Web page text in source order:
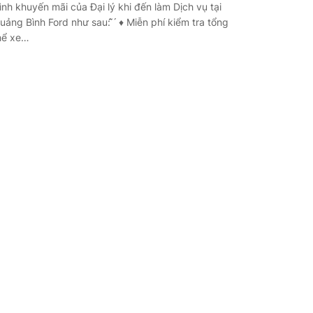
khuyến mãi của Đại lý khi đến làm Dịch vụ tại
Bình Ford như sau: ̂̃ ́ ♦️ Miễn phí kiểm tra tổng
xe…